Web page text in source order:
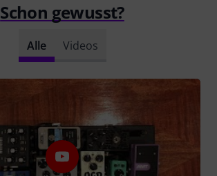
Schon gewusst?
Alle Videos